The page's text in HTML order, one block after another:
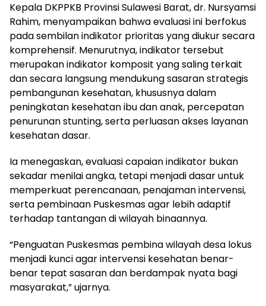
Kepala DKPPKB Provinsi Sulawesi Barat, dr. Nursyamsi
Rahim, menyampaikan bahwa evaluasi ini berfokus
pada sembilan indikator prioritas yang diukur secara
komprehensif. Menurutnya, indikator tersebut
merupakan indikator komposit yang saling terkait
dan secara langsung mendukung sasaran strategis
pembangunan kesehatan, khususnya dalam
peningkatan kesehatan ibu dan anak, percepatan
penurunan stunting, serta perluasan akses layanan
kesehatan dasar.
Ia menegaskan, evaluasi capaian indikator bukan
sekadar menilai angka, tetapi menjadi dasar untuk
memperkuat perencanaan, penajaman intervensi,
serta pembinaan Puskesmas agar lebih adaptif
terhadap tantangan di wilayah binaannya.
“Penguatan Puskesmas pembina wilayah desa lokus
menjadi kunci agar intervensi kesehatan benar-
benar tepat sasaran dan berdampak nyata bagi
masyarakat,” ujarnya.